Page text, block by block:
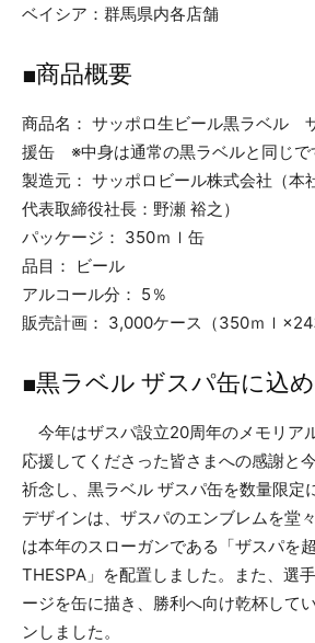
ベイシア：群馬県内各店舗
■商品概要
商品名： サッポロ生ビール黒ラベル
援缶 ※中身は通常の黒ラベルと同じで
製造元： サッポロビール株式会社（本
代表取締役社長：野瀬 裕之）
パッケージ： 350ｍｌ缶
品目： ビール
アルコール分： 5％
販売計画： 3,000ケース（350ｍｌ×24
■黒ラベル ザスパ缶に込
今年はザスパ設立20周年のメモリア
応援してくださった皆さまへの感謝と
祈念し、黒ラベル ザスパ缶を数量限定
デザインは、ザスパのエンブレムを堂
は本年のスローガンである「ザスパを
THESPA」を配置しました。また、選
ージを缶に描き、勝利へ向け乾杯して
ンしました。